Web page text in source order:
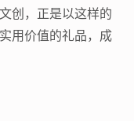
创，正是以这样的
用价值的礼品，成